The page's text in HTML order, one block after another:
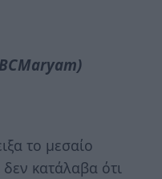
το μεσαίο
κατάλαβα ότι